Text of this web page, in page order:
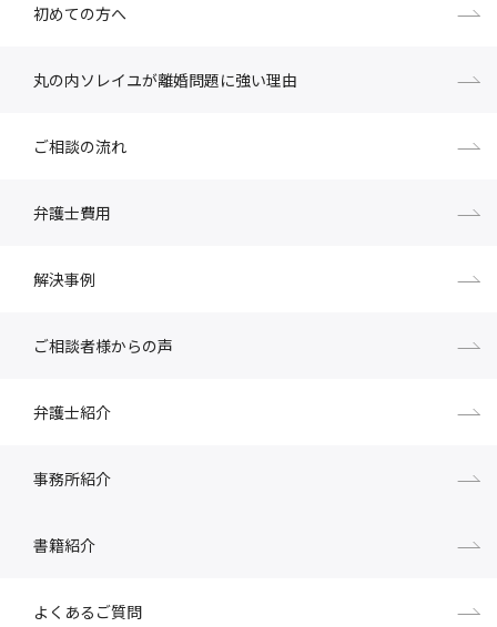
初めての方へ
丸の内ソレイユが離婚問題に強い理由
ご相談の流れ
弁護士費用
解決事例
ご相談者様からの声
弁護士紹介
事務所紹介
書籍紹介
よくあるご質問